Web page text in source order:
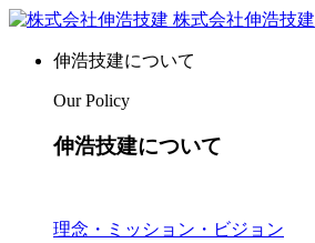
株式会社伸浩技建
伸浩技建について
Our Policy
伸浩技建について
理念・ミッション・ビジョン